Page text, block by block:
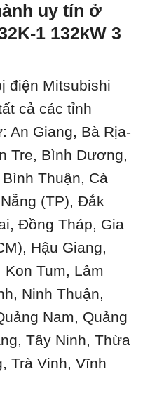
uy tín ở
1 132kW 3
điện Mitsubishi
cả các tỉnh
An Giang, Bà Rịa-
Tre, Bình Dương,
Thuận, Cà
(TP), Đắk
Đồng Tháp, Gia
Hậu Giang,
Kon Tum, Lâm
Ninh Thuận,
Nam, Quảng
Tây Ninh, Thừa
Trà Vinh, Vĩnh